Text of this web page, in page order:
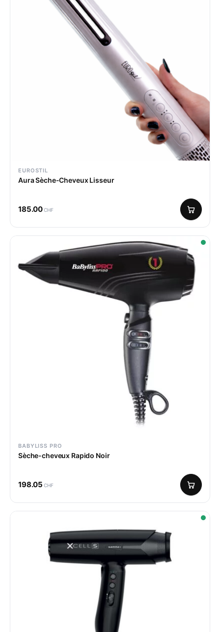
EUROSTIL
Aura Sèche-Cheveux Lisseur
185.00CHF
BABYLISS PRO
Sèche-cheveux Rapido Noir
198.05 CHF